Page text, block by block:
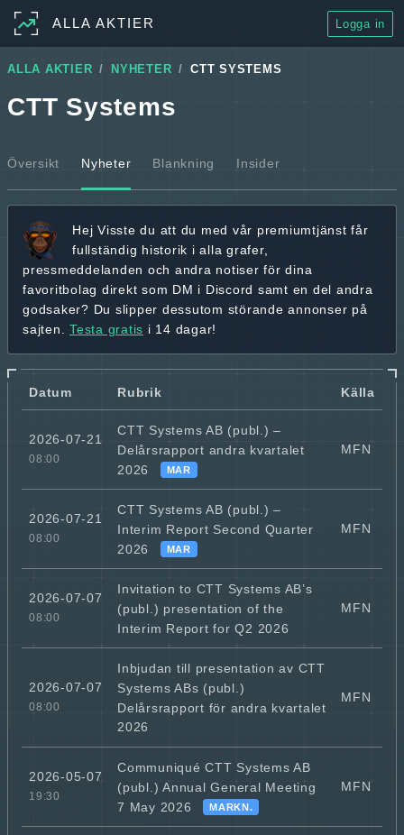
ALLA AKTIER Logga in
ALLA AKTIER NYHETER CTT SYSTEMS
CTT Systems
Översikt Nyheter Blankning Insider
Hej Visste du att du med vår premiumtjänst får
fullständig historik i alla grafer,
pressmeddelanden och andra notiser för dina
favoritbolag direkt som DM i Discord samt en del andra
godsaker? Du slipper dessutom störande annonser på
sajten. Testa gratis i 14 dagar!
Datum Rubrik Källa
2026-07-21
08:00
CTT Systems AB (publ.) –
Delårsrapport andra kvartalet
2026
MAR
MFN
2026-07-21
08:00
CTT Systems AB (publ.) –
Interim Report Second Quarter
2026
MAR
MFN
2026-07-07
08:00
Invitation to CTT Systems AB’s
(publ.) presentation of the
Interim Report for Q2 2026
MFN
2026-07-07
08:00
Inbjudan till presentation av CTT
Systems ABs (publ.)
Delårsrapport för andra kvartalet
2026
MFN
2026-05-07
19:30
Communiqué CTT Systems AB
(publ.) Annual General Meeting
7 May 2026
MARKN.
MFN